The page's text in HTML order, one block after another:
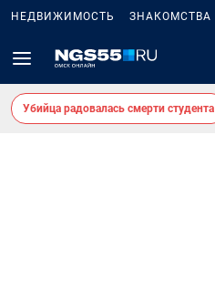
НЕДВИЖИМОСТЬ ЗНАКОМСТВА
Убийца радовалась смерти студента